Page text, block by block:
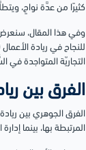
كثيرًا من عدَّة نواحٍ،
وفي هذا المقال، سنعرض
للنجاح في ريادة
التجاريّة المتواجدة في
الفرق بين
الفرق الجوهري بين
المرتبطة بها، بينما